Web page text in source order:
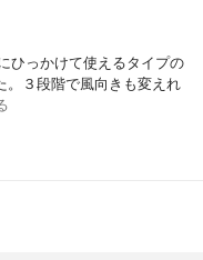
ひっかけて使えるタイプの
。３段階で風向きも変えれ